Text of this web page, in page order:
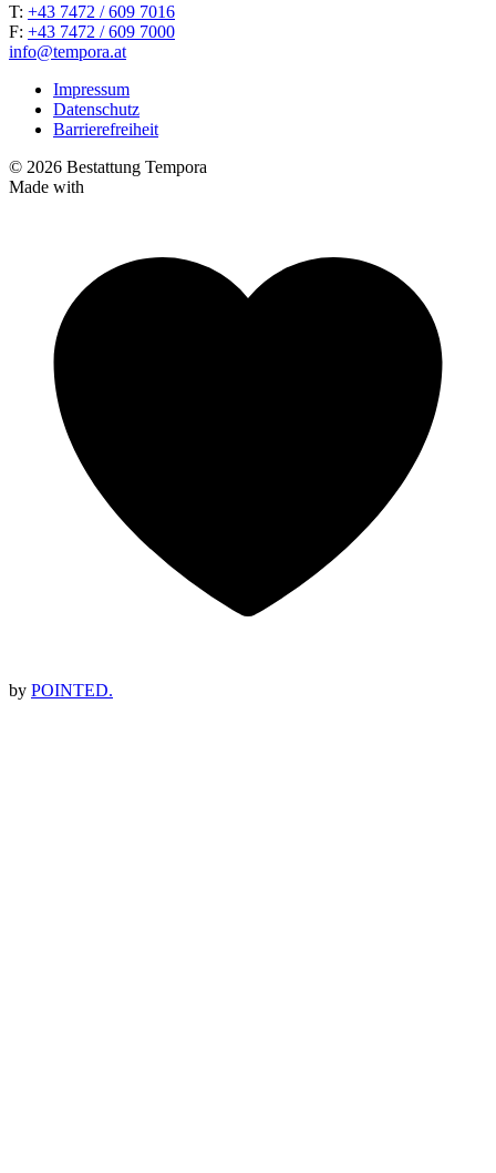
T: +43 7472 / 609 7016
F: +43 7472 / 609 7000
info@tempora.at
Impressum
Datenschutz
Barrierefreiheit
© 2026 Bestattung Tempora
Made with
by POINTED.